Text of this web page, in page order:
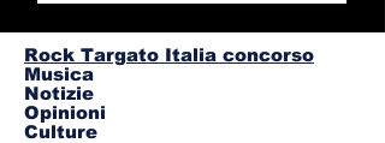
Rock Targato Italia concorso
Musica
Notizie
Opinioni
Culture